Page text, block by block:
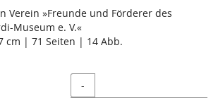
Verein »Freunde und Förderer des
Museum e. V.«
cm | 71 Seiten | 14 Abb.
Menge
-